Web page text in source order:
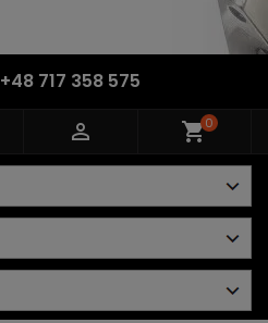
+48 717 358 575
 shopping_cart0